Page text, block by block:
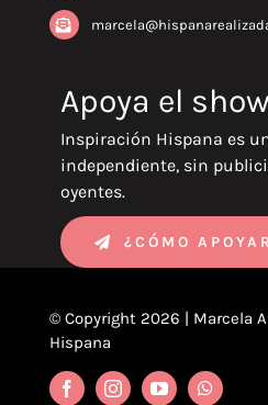
Apoya el show
Inspiración Hispana es
independiente, sin
oyentes.
¿CÓMO
© Copyright 2026 | Marcela
Hispana